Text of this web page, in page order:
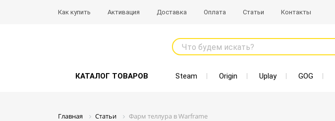
Как купить Активация Доставка Оплата Статьи Контакты
Что будем искать?
КАТАЛОГ ТОВАРОВ Steam Origin Uplay GOG
Главная Статьи Фарм теллура в Warframe